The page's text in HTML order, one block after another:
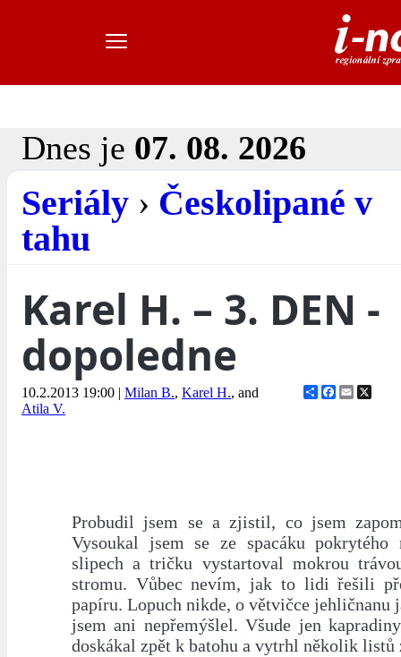
Dnes je 07. 08. 2026
Seriály › Českolipané v
tahu
Karel H. – 3. DEN -
dopoledne
10.2.2013 19:00 | Milan B., Karel H., and
Atila V.
ShareFacebook
Email
Probudil jsem se a zjistil, co jsem
Vysoukal jsem se ze spacáku
slipech a tričku vystartoval mokrou
stromu. Vůbec nevím, jak to lidi řešili
papíru. Lopuch nikde, o větvičce
jsem ani nepřemýšlel. Všude jen
doskákal zpět k batohu a vytrhl několik listů